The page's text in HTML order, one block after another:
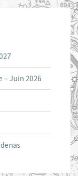
Juin 2026